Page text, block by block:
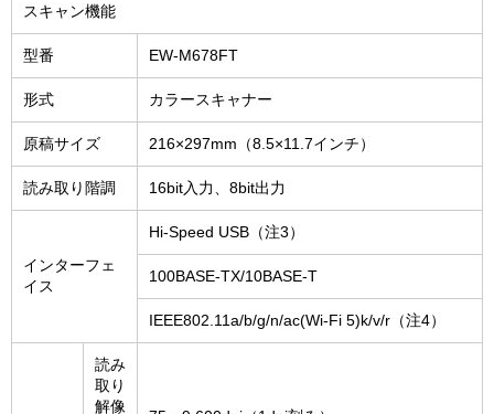
スキャン機能
型番 EW-M678FT
形式 カラースキャナー
原稿サイズ 216×297mm（8.5×11.7インチ）
読み取り階調 16bit入力、8bit出力
インターフェ
イス
Hi-Speed USB（注3）
100BASE-TX/10BASE-T
IEEE802.11a/b/g/n/ac(Wi-Fi 5)k/v/r（注4）
読み
取り
解像